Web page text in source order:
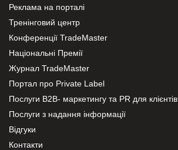
Реклама на порталі
Тренінговий центр
Конференції TradeMaster
Національні Премії
Журнал TradeMaster
Портал про Private Label
Послуги В2В- маркетингу та PR для клієнтів
Послуги з надання інформації
Відгуки
Контакти